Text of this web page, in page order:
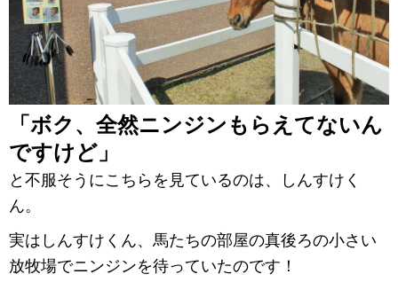
「ボク、全然ニンジンもらえてないん
ですけど」
と不服そうにこちらを見ているのは、しんすけく
ん。
実はしんすけくん、馬たちの部屋の真後ろの小さい
放牧場でニンジンを待っていたのです！